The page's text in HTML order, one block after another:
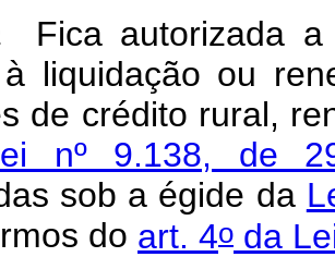
Fica autorizada
liquidação ou
de crédito rural,
nº 9.138, de
sob a égide da
do art. 4o da